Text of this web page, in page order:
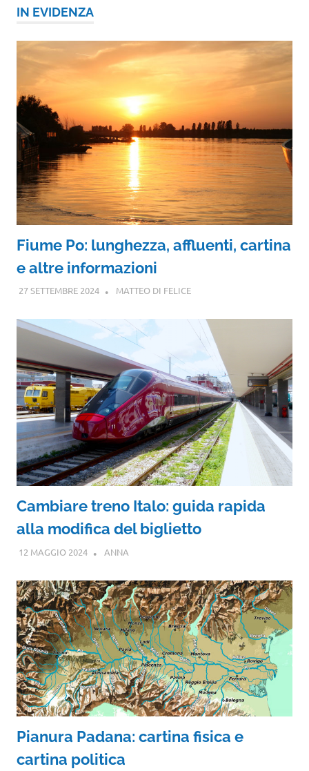
IN EVIDENZA
Fiume Po: lunghezza, affluenti, cartina
e altre informazioni
27 SETTEMBRE 2024 MATTEO DI FELICE
Cambiare treno Italo: guida rapida
alla modifica del biglietto
12 MAGGIO 2024 ANNA
Pianura Padana: cartina fisica e
cartina politica